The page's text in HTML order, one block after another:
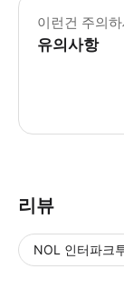
이런건 주의
유의사항
리뷰
NOL 인터파크